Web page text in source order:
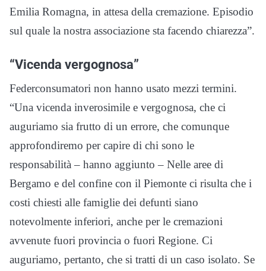
Emilia Romagna, in attesa della cremazione. Episodio
sul quale la nostra associazione sta facendo chiarezza”.
“Vicenda vergognosa”
Federconsumatori non hanno usato mezzi termini.
“Una vicenda inverosimile e vergognosa, che ci
auguriamo sia frutto di un errore, che comunque
approfondiremo per capire di chi sono le
responsabilità – hanno aggiunto – Nelle aree di
Bergamo e del confine con il Piemonte ci risulta che i
costi chiesti alle famiglie dei defunti siano
notevolmente inferiori, anche per le cremazioni
avvenute fuori provincia o fuori Regione. Ci
auguriamo, pertanto, che si tratti di un caso isolato. Se